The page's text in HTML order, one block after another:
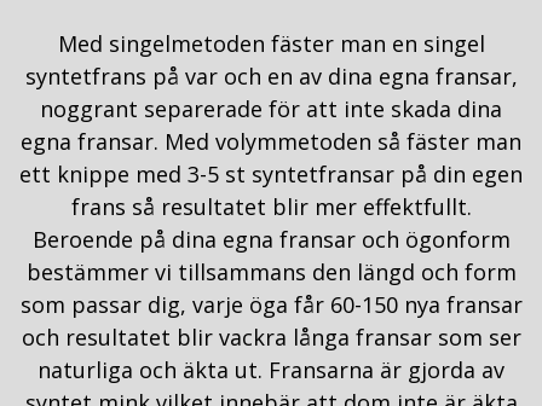
Med singelmetoden fäster man en singel
syntetfrans på var och en av dina egna fransar,
noggrant separerade för att inte skada dina
egna fransar. Med volymmetoden så fäster man
ett knippe med 3-5 st syntetfransar på din egen
frans så resultatet blir mer effektfullt.
Beroende på dina egna fransar och ögonform
bestämmer vi tillsammans den längd och form
som passar dig, varje öga får 60-150 nya fransar
och resultatet blir vackra långa fransar som ser
naturliga och äkta ut. Fransarna är gjorda av